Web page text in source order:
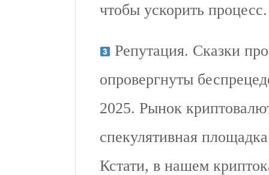
чтобы ускорить процесс.
Репутация. Сказки
опровергнуты
2025. Рынок
спекулятивная
Кстати, в нашем